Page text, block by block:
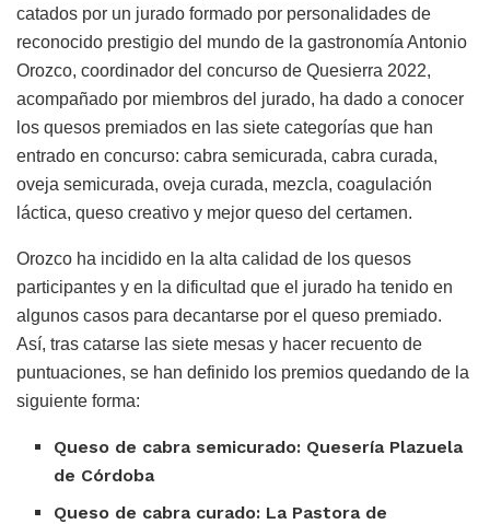
catados por un jurado formado por personalidades de
reconocido prestigio del mundo de la gastronomía Antonio
Orozco, coordinador del concurso de Quesierra 2022,
acompañado por miembros del jurado, ha dado a conocer
los quesos premiados en las siete categorías que han
entrado en concurso: cabra semicurada, cabra curada,
oveja semicurada, oveja curada, mezcla, coagulación
láctica, queso creativo y mejor queso del certamen.
Orozco ha incidido en la alta calidad de los quesos
participantes y en la dificultad que el jurado ha tenido en
algunos casos para decantarse por el queso premiado.
Así, tras catarse las siete mesas y hacer recuento de
puntuaciones, se han definido los premios quedando de la
siguiente forma:
Queso de cabra semicurado: Quesería Plazuela
de Córdoba
Queso de cabra curado: La Pastora de